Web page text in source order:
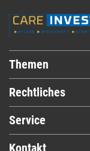
Themen
Rechtliches
Service
Kontakt